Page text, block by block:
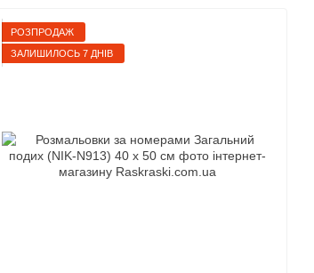
РОЗПРОДАЖ
ЗАЛИШИЛОСЬ 7 ДНІВ